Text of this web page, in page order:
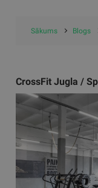
Sākums Blogs
CrossFit Jugla /